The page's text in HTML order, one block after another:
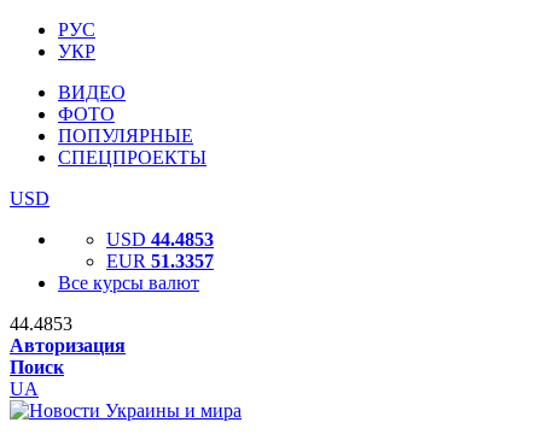
РУС
УКР
ВИДЕО
ФОТО
ПОПУЛЯРНЫЕ
СПЕЦПРОЕКТЫ
USD
USD 44.4853
EUR 51.3357
Все курсы валют
44.4853
Авторизация
Поиск
UA